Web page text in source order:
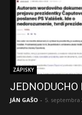
ZÁPISKY
JEDNODUCHO
JÁN GAŠO - 5. septembra